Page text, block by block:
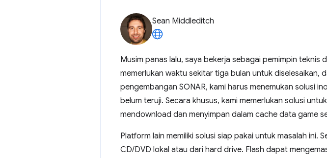
Sean Middleditch
Musim panas lalu, saya bekerja sebagai pemimpin teknis
memerlukan waktu sekitar tiga bulan untuk diselesaikan,
pengembangan SONAR, kami harus menemukan solusi
belum teruji. Secara khusus, kami memerlukan solusi
mendownload dan menyimpan dalam cache data game
Platform lain memiliki solusi siap pakai untuk masalah
CD/DVD lokal atau dari hard drive. Flash dapat